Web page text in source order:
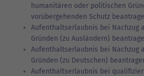
humanitären oder politischen
vorübergehenden Schutz
Aufenthaltserlaubnis bei Nachzug
Gründen (zu Ausländern)
Aufenthaltserlaubnis bei Nachzug
Gründen (zu Deutschen)
Aufenthaltserlaubnis bei